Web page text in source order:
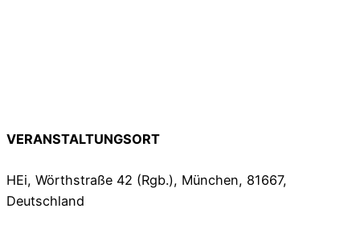
VERANSTALTUNGSORT
HEi, Wörthstraße 42 (Rgb.), München, 81667,
Deutschland